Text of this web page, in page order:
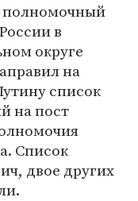
полномочный
в
округе
на
список
на пост
Список
двое других